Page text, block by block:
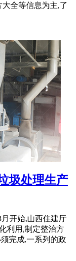
全等信息为主,了
圾处理生产
月开始,山西住建厅
利用,制定整治方
完成,一系列的政